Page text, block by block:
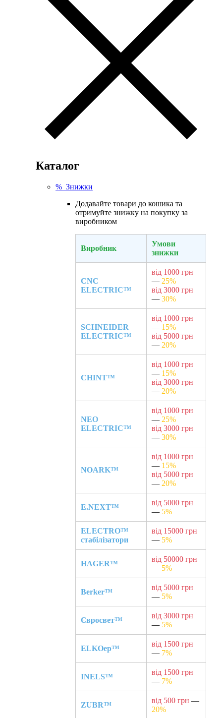
Каталог
% Знижки
Додавайте товари до кошика та
отримуйте знижку на покупку за
виробником
Виробник
Умови
знижки
CNC
ELECTRIC™
від 1000 грн
— 25%
від 3000 грн
— 30%
SCHNEIDER
ELECTRIC™
від 1000 грн
— 15%
від 5000 грн
— 20%
CHINT™
від 1000 грн
— 15%
від 3000 грн
— 20%
NEO
ELECTRIC™
від 1000 грн
— 25%
від 3000 грн
— 30%
NOARK™
від 1000 грн
— 15%
від 5000 грн
— 20%
E.NEXT™
від 5000 грн
— 5%
ELECTRO™
стабілізатори
від 15000 грн
— 5%
HAGER™
від 50000 грн
— 5%
Berker™
від 5000 грн
— 5%
Євросвет™
від 3000 грн
— 5%
ELKOep™
від 1500 грн
— 7%
INELS™
від 1500 грн
— 7%
ZUBR™
від 500 грн —
20%